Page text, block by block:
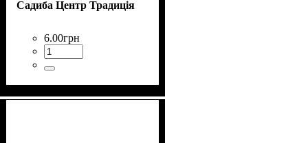
Садиба Центр Традиція
6.00грн